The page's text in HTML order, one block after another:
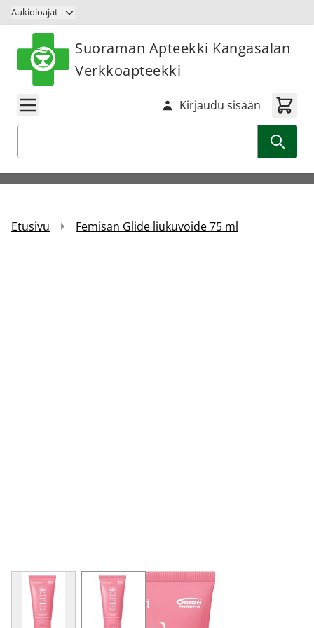
Siirry sisältöön
Aukioloajat
Suoraman Apteekki Kangasalan
Verkkoapteekki
Kirjaudu sisään
Etusivu Femisan Glide liukuvoide 75 ml
View larger imageView larger image